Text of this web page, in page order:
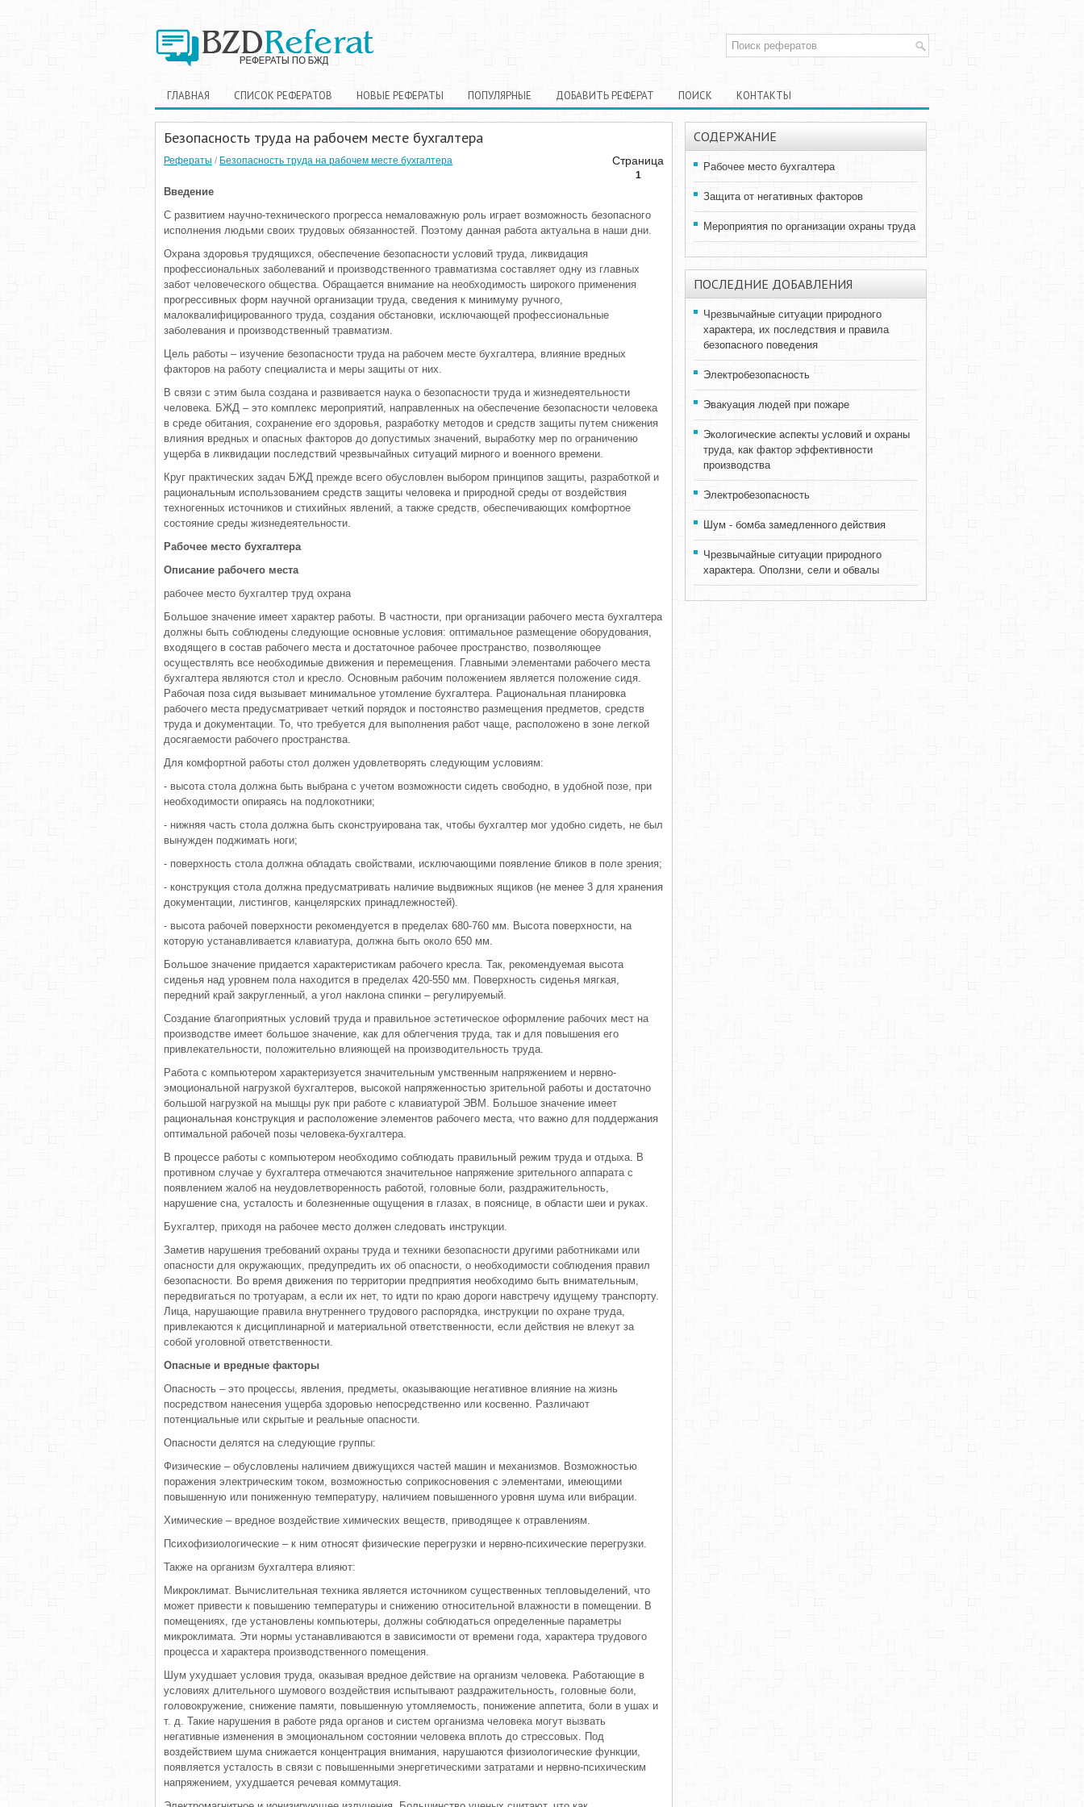
ГЛАВНАЯ СПИСОК РЕФЕРАТОВ НОВЫЕ РЕФЕРАТЫ ПОПУЛЯРНЫЕ ДОБАВИТЬ РЕФЕРАТ ПОИСК КОНТАКТЫ
Безопасность труда на рабочем месте бухгалтера
Страница
1
Рефераты / Безопасность труда на рабочем месте бухгалтера
Введение
С развитием научно-технического прогресса немаловажную роль играет возможность безопасного
исполнения людьми своих трудовых обязанностей. Поэтому данная работа актуальна в наши дни.
Охрана здоровья трудящихся, обеспечение безопасности условий труда, ликвидация
профессиональных заболеваний и производственного травматизма составляет одну из главных
забот человеческого общества. Обращается внимание на необходимость широкого применения
прогрессивных форм научной организации труда, сведения к минимуму ручного,
малоквалифицированного труда, создания обстановки, исключающей профессиональные
заболевания и производственный травматизм.
Цель работы – изучение безопасности труда на рабочем месте бухгалтера, влияние вредных
факторов на работу специалиста и меры защиты от них.
В связи с этим была создана и развивается наука о безопасности труда и жизнедеятельности
человека. БЖД – это комплекс мероприятий, направленных на обеспечение безопасности человека
в среде обитания, сохранение его здоровья, разработку методов и средств защиты путем снижения
влияния вредных и опасных факторов до допустимых значений, выработку мер по ограничению
ущерба в ликвидации последствий чрезвычайных ситуаций мирного и военного времени.
Круг практических задач БЖД прежде всего обусловлен выбором принципов защиты, разработкой и
рациональным использованием средств защиты человека и природной среды от воздействия
техногенных источников и стихийных явлений, а также средств, обеспечивающих комфортное
состояние среды жизнедеятельности.
Рабочее место бухгалтера
Описание рабочего места
рабочее место бухгалтер труд охрана
Большое значение имеет характер работы. В частности, при организации рабочего места бухгалтера
должны быть соблюдены следующие основные условия: оптимальное размещение оборудования,
входящего в состав рабочего места и достаточное рабочее пространство, позволяющее
осуществлять все необходимые движения и перемещения. Главными элементами рабочего места
бухгалтера являются стол и кресло. Основным рабочим положением является положение сидя.
Рабочая поза сидя вызывает минимальное утомление бухгалтера. Рациональная планировка
рабочего места предусматривает четкий порядок и постоянство размещения предметов, средств
труда и документации. То, что требуется для выполнения работ чаще, расположено в зоне легкой
досягаемости рабочего пространства.
Для комфортной работы стол должен удовлетворять следующим условиям:
- высота стола должна быть выбрана с учетом возможности сидеть свободно, в удобной позе, при
необходимости опираясь на подлокотники;
- нижняя часть стола должна быть сконструирована так, чтобы бухгалтер мог удобно сидеть, не был
вынужден поджимать ноги;
- поверхность стола должна обладать свойствами, исключающими появление бликов в поле зрения;
- конструкция стола должна предусматривать наличие выдвижных ящиков (не менее 3 для хранения
документации, листингов, канцелярских принадлежностей).
- высота рабочей поверхности рекомендуется в пределах 680-760 мм. Высота поверхности, на
которую устанавливается клавиатура, должна быть около 650 мм.
Большое значение придается характеристикам рабочего кресла. Так, рекомендуемая высота
сиденья над уровнем пола находится в пределах 420-550 мм. Поверхность сиденья мягкая,
передний край закругленный, а угол наклона спинки – регулируемый.
Создание благоприятных условий труда и правильное эстетическое оформление рабочих мест на
производстве имеет большое значение, как для облегчения труда, так и для повышения его
привлекательности, положительно влияющей на производительность труда.
Работа с компьютером характеризуется значительным умственным напряжением и нервно-
эмоциональной нагрузкой бухгалтеров, высокой напряженностью зрительной работы и достаточно
большой нагрузкой на мышцы рук при работе с клавиатурой ЭВМ. Большое значение имеет
рациональная конструкция и расположение элементов рабочего места, что важно для поддержания
оптимальной рабочей позы человека-бухгалтера.
В процессе работы с компьютером необходимо соблюдать правильный режим труда и отдыха. В
противном случае у бухгалтера отмечаются значительное напряжение зрительного аппарата с
появлением жалоб на неудовлетворенность работой, головные боли, раздражительность,
нарушение сна, усталость и болезненные ощущения в глазах, в пояснице, в области шеи и руках.
Бухгалтер, приходя на рабочее место должен следовать инструкции.
Заметив нарушения требований охраны труда и техники безопасности другими работниками или
опасности для окружающих, предупредить их об опасности, о необходимости соблюдения правил
безопасности. Во время движения по территории предприятия необходимо быть внимательным,
передвигаться по тротуарам, а если их нет, то идти по краю дороги навстречу идущему транспорту.
Лица, нарушающие правила внутреннего трудового распорядка, инструкции по охране труда,
привлекаются к дисциплинарной и материальной ответственности, если действия не влекут за
собой уголовной ответственности.
Опасные и вредные факторы
Опасность – это процессы, явления, предметы, оказывающие негативное влияние на жизнь
посредством нанесения ущерба здоровью непосредственно или косвенно. Различают
потенциальные или скрытые и реальные опасности.
Опасности делятся на следующие группы:
Физические – обусловлены наличием движущихся частей машин и механизмов. Возможностью
поражения электрическим током, возможностью соприкосновения с элементами, имеющими
повышенную или пониженную температуру, наличием повышенного уровня шума или вибрации.
Химические – вредное воздействие химических веществ, приводящее к отравлениям.
Психофизиологические – к ним относят физические перегрузки и нервно-психические перегрузки.
Также на организм бухгалтера влияют:
Микроклимат. Вычислительная техника является источником существенных тепловыделений, что
может привести к повышению температуры и снижению относительной влажности в помещении. В
помещениях, где установлены компьютеры, должны соблюдаться определенные параметры
микроклимата. Эти нормы устанавливаются в зависимости от времени года, характера трудового
процесса и характера производственного помещения.
Шум ухудшает условия труда, оказывая вредное действие на организм человека. Работающие в
условиях длительного шумового воздействия испытывают раздражительность, головные боли,
головокружение, снижение памяти, повышенную утомляемость, понижение аппетита, боли в ушах и
т. д. Такие нарушения в работе ряда органов и систем организма человека могут вызвать
негативные изменения в эмоциональном состоянии человека вплоть до стрессовых. Под
воздействием шума снижается концентрация внимания, нарушаются физиологические функции,
появляется усталость в связи с повышенными энергетическими затратами и нервно-психическим
напряжением, ухудшается речевая коммутация.
СОДЕРЖАНИЕ
Рабочее место бухгалтера
Защита от негативных факторов
Мероприятия по организации охраны труда
ПОСЛЕДНИЕ ДОБАВЛЕНИЯ
Чрезвычайные ситуации природного
характера, их последствия и правила
безопасного поведения
Электробезопасность
Эвакуация людей при пожаре
Экологические аспекты условий и охраны
труда, как фактор эффективности
производства
Электробезопасность
Шум - бомба замедленного действия
Чрезвычайные ситуации природного
характера. Оползни, сели и обвалы